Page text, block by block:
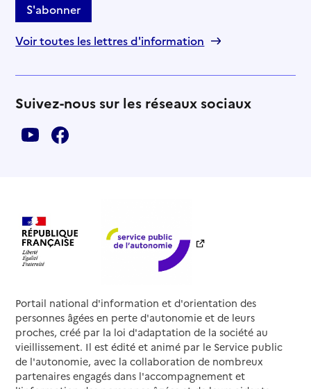
S'abonner
Voir toutes les lettres d'information
Suivez-nous sur les réseaux sociaux
Portail national d'information et d'orientation des
personnes âgées en perte d'autonomie et de leurs
proches, créé par la loi d'adaptation de la société au
vieillissement. Il est édité et animé par le Service public
de l'autonomie, avec la collaboration de nombreux
partenaires engagés dans l'accompagnement et